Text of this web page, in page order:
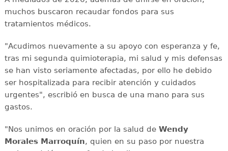
muchos buscaron recaudar fondos para sus
tratamientos médicos.
"Acudimos nuevamente a su apoyo con esperanza y fe,
tras mi segunda quimioterapia, mi salud y mis defensas
se han visto seriamente afectadas, por ello he debido
ser hospitalizada para recibir atención y cuidados
urgentes", escribió en busca de una mano para sus
gastos.
"Nos unimos en oración por la salud de Wendy
Morales Marroquín, quien en su paso por nuestra